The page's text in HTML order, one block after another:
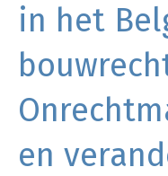
in het
en